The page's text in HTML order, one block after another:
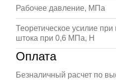
Рабочее давление, МПа
Теоретическое усилие
штока при 0,6 МПа, Н
Оплата
Безналичный расчет по